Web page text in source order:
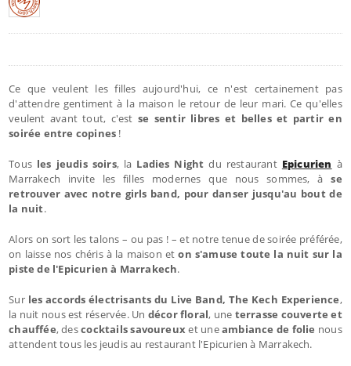
Ce que veulent les filles aujourd'hui, ce n'est certainement pas
d'attendre gentiment à la maison le retour de leur mari. Ce qu'elles
veulent avant tout, c'est se sentir libres et belles et partir en
soirée entre copines !
Tous les jeudis soirs, la Ladies Night du restaurant Epicurien à
Marrakech invite les filles modernes que nous sommes, àse
retrouver avec notre girls band, pour danser jusqu'au bout de
la nuit.
Alors on sort les talons – ou pas ! – et notre tenue de soirée préférée,
on laisse nos chéris à la maison eton s'amuse toute la nuit sur la
piste de l'Epicurien à Marrakech.
Surles accords électrisants du Live Band, The Kech Experience,
la nuit nous est réservée. Un décor floral, une terrasse couverte et
chauffée, descocktails savoureuxet uneambiance de folie nous
attendent tous les jeudis au restaurant l'Epicurien à Marrakech.